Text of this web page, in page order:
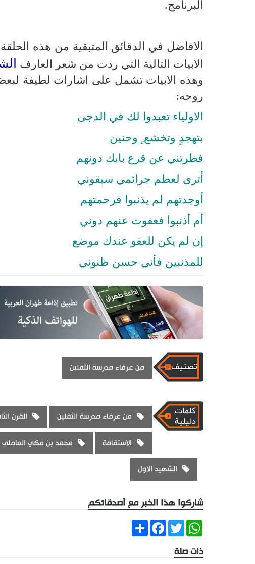
البرنامج.
الافاضل في الدقائق المتبقية من هذه
الابيات التالية التي ردت من شعر العارف
وهذه الابيات تشمل على اشارات لطيفة
روحه:
الاولياء تعبدوا لك في الدجى
بتهجدٍ وتخشع ٍ وحنين
فطرتني عن قرع بابك دونهم
أترى لعظم جرائمي سبقوني
أوجدتهم لم يذنبوا فرحمتهم
أم أذنبوا فعفوت عنهم دوني
إن لم يكن للعفو عندك موضع
للمذنبين فأني حسن ظنوني
من عرفاء مدرسة الثقلين
من عرفاء مدرسة الثقلين القرن
الاستقامة محمد بن مكي العاملي
الشهيد الاول
شاركوا هذا الخبر مع أصدقائكم
ShareFacebookTwitter
WhatsApp
ذات صلة